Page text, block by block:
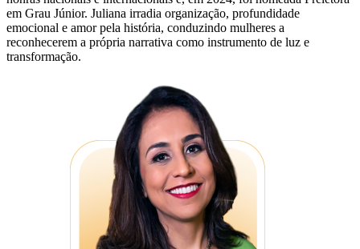
em Grau Júnior. Juliana irradia organização, profundidade
emocional e amor pela história, conduzindo mulheres a
reconhecerem a própria narrativa como instrumento de luz e
transformação.